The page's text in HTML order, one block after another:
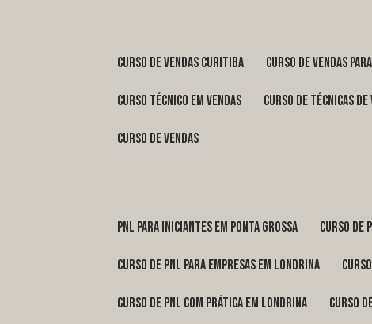
curso de vendas Curitiba curso de vendas
curso técnico em vendas curso de técnicas de
curso de vendas
pnl para iniciantes em Ponta Grossa curso de
curso de pnl para empresas em Londrina
curso de pnl com prática em Londrina curso